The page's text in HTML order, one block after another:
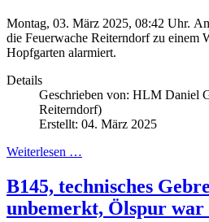
Montag, 03. März 2025, 08:42 Uhr.
die Feuerwache Reiterndorf zu einem
Hopfgarten alarmiert.
Details
Geschrieben von: HLM Daniel
Reiterndorf)
Erstellt: 04. März 2025
Weiterlesen …
B145, technisches
unbemerkt, Ölspur war